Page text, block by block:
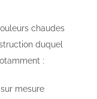
chaudes
duquel
:
mesure